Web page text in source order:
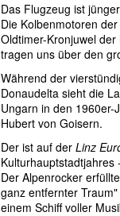
Das Flugzeug ist
Die Kolbenmotoren
Oldtimer-Kronjuwel
tragen uns über den
Während der
Donaudelta sieht die
Ungarn in den
Hubert von Goisern.
Der ist auf der Linz
Der Alpenrocker
ganz entfernter
einem Schiff voller